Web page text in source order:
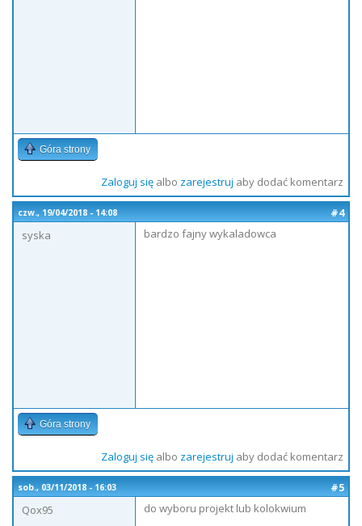
Góra strony
Zaloguj sięalbo zarejestruj aby dodać komentarz
czw., 19/04/2018 - 14:08
#4
syska
bardzo fajny wykaladowca
Góra strony
Zaloguj sięalbo zarejestruj aby dodać komentarz
sob., 03/11/2018 - 16:03
#5
Qox95
do wyboru projekt lub kolokwium